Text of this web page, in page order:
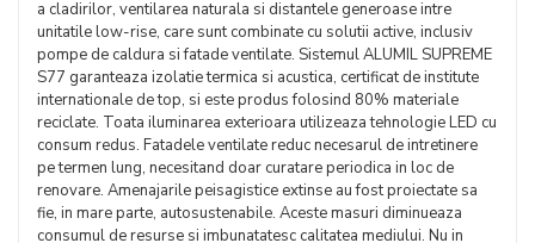
a cladirilor, ventilarea naturala si distantele generoase intre
unitatile low-rise, care sunt combinate cu solutii active, inclusiv
pompe de caldura si fatade ventilate. Sistemul ALUMIL SUPREME
S77 garanteaza izolatie termica si acustica, certificat de institute
internationale de top, si este produs folosind 80% materiale
reciclate. Toata iluminarea exterioara utilizeaza tehnologie LED cu
consum redus. Fatadele ventilate reduc necesarul de intretinere
pe termen lung, necesitand doar curatare periodica in loc de
renovare. Amenajarile peisagistice extinse au fost proiectate sa
fie, in mare parte, autosustenabile. Aceste masuri diminueaza
consumul de resurse si imbunatatesc calitatea mediului. Nu in